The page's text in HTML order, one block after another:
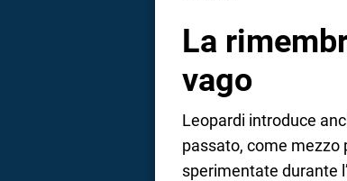
La
vago
Leopardi introduce
passato, come mezzo
sperimentate durante